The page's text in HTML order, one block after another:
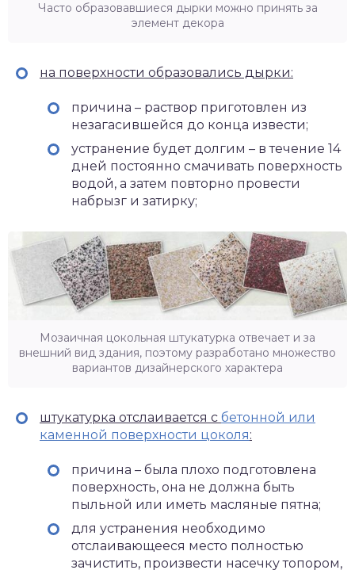
Часто образовавшиеся дырки можно принять за
элемент декора
на поверхности образовались дырки:
причина – раствор приготовлен из
незагасившейся до конца извести;
устранение будет долгим – в течение 14
дней постоянно смачивать поверхность
водой, а затем повторно провести
набрызг и затирку;
Мозаичная цокольная штукатурка отвечает и за
внешний вид здания, поэтому разработано множество
вариантов дизайнерского характера
штукатурка отслаивается с бетонной или
каменной поверхности цоколя:
причина – была плохо подготовлена
поверхность, она не должна быть
пыльной или иметь масляные пятна;
для устранения необходимо
отслаивающееся место полностью
зачистить, произвести насечку топором,